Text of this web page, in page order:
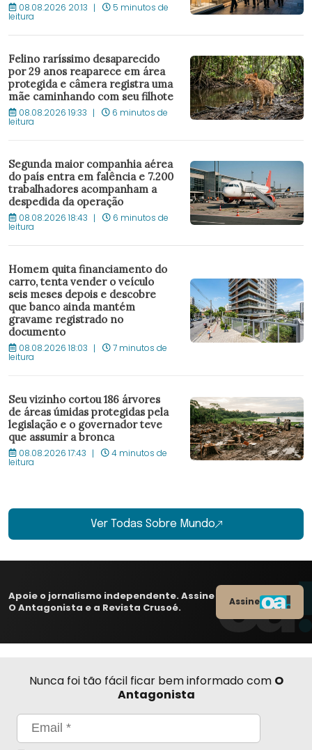
08.08.2026 20:13 5 minutos de
leitura
Felino raríssimo desaparecido
por 29 anos reaparece em área
protegida e câmera registra uma
mãe caminhando com seu filhote
08.08.2026 19:33 6 minutos de
leitura
Segunda maior companhia aérea
do país entra em falência e 7.200
trabalhadores acompanham a
despedida da operação
08.08.2026 18:43 6 minutos de
leitura
Homem quita financiamento do
carro, tenta vender o veículo
seis meses depois e descobre
que banco ainda mantém
gravame registrado no
documento
08.08.2026 18:03 7 minutos de
leitura
Seu vizinho cortou 186 árvores
de áreas úmidas protegidas pela
legislação e o governador teve
que assumir a bronca
08.08.2026 17:43 4 minutos de
leitura
Ver Todas Sobre Mundo
Apoie o jornalismo independente. Assine
O Antagonista e a Revista Crusoé.
Assine
Nunca foi tão fácil ficar bem informado com O
Antagonista